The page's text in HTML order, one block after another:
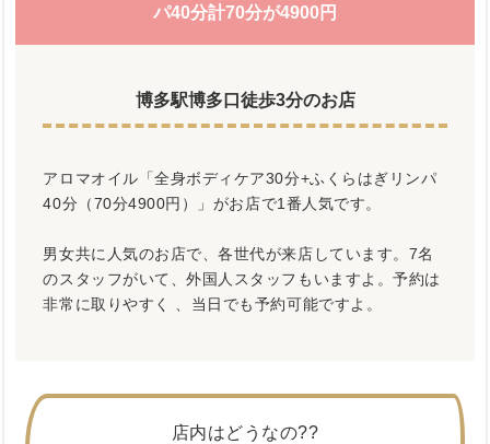
パ40分計70分が4900円
博多駅博多口徒歩3分のお店
アロマオイル「全身ボディケア30分+ふくらはぎリンパ
40分（70分4900円）」がお店で1番人気です。
男女共に人気のお店で、各世代が来店しています。7名
のスタッフがいて、外国人スタッフもいますよ。予約は
非常に取りやすく 、当日でも予約可能ですよ。
店内はどうなの??